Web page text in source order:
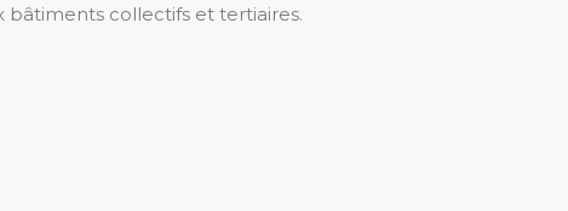
bâtiments collectifs et tertiaires.